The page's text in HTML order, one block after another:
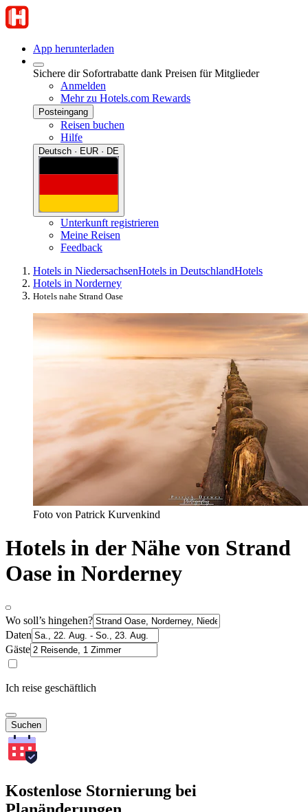
App herunterladen
Sichere dir Sofortrabatte dank Preisen für Mitglieder
Anmelden
Mehr zu Hotels.com Rewards
Posteingang
Reisen buchen
Hilfe
Deutsch · EUR · DE
Unterkunft registrieren
Meine Reisen
Feedback
Hotels in NiedersachsenHotels in DeutschlandHotels
Hotels in Norderney
Hotels nahe Strand Oase
Foto von Patrick Kurvenkind
Hotels in der Nähe von Strand
Oase in Norderney
Wo soll’s hingehen?
Daten
Gäste
Ich reise geschäftlich
Suchen
Kostenlose Stornierung bei